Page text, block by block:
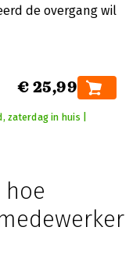
de overgang wil
€ 25,99
zaterdag in huis |